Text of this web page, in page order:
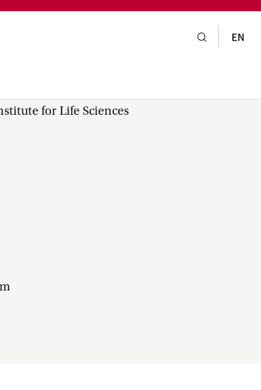
for Life Sciences